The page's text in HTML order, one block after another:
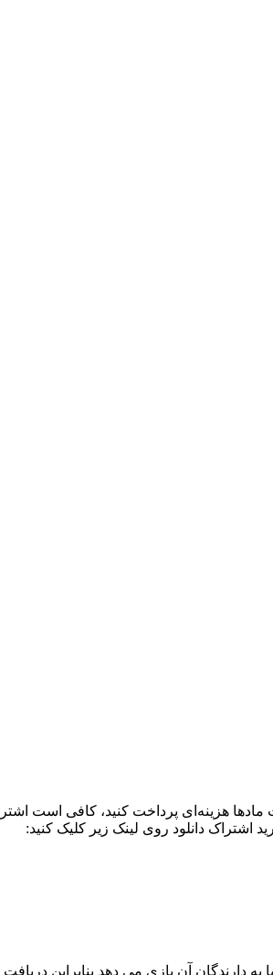
هزینه‌ای پرداخت کنید، کافی است
دانلود روی لینک زیر کلیک کنید:
دارندگان آن بازی می دهد بنابراین دریافت